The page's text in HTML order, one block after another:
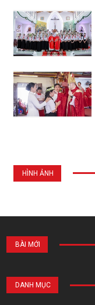
HÌNH ẢNH
BÀI MỚI
DANH MỤC